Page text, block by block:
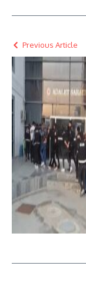
Previous Article